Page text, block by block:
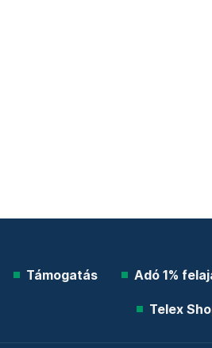
Támogatás Adó 1%
Telex